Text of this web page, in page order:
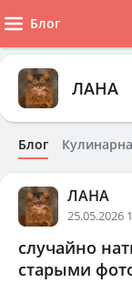
Блог
ЛАНА
Блог
ЛАНА
25.05.2026
случайно
старыми